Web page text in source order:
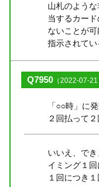
山札のよう
当するカー
ないことが
指示されてい
Q7950 （2022-07-21
「○○時」に
２回払って
いいえ、で
イミング１
１回につき１